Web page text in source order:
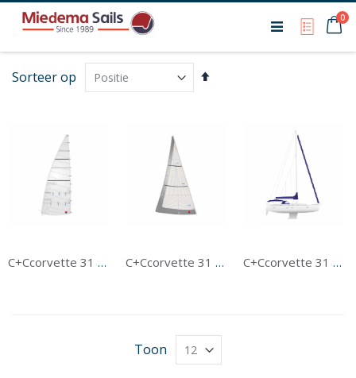
My0
Sorteer op
Van
C+Ccorvette 31 Grootzeil C+Ccorvette 31 Voorzeil C+Ccorvette 31 Tentwerk
Toon